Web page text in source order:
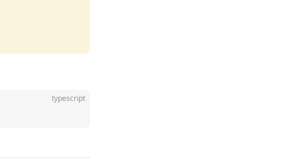
typescript